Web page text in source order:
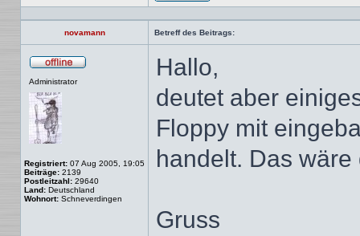
Profil
novamann Betreff des Beitrags:
Administrator
Registriert: 07 Aug 2005, 19:05
Beiträge: 2139
Postleitzahl: 29640
Land: Deutschland
Wohnort: Schneverdingen
Hallo,
deutet aber
Floppy mit
handelt. Das
Gruss